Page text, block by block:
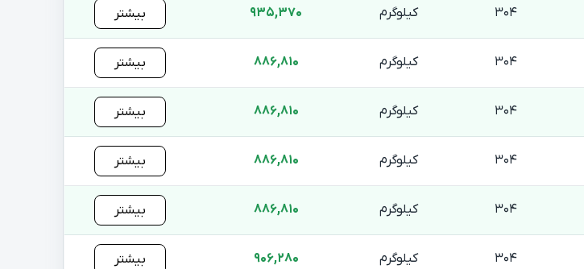
304 کیلوگرم 935,370 بیشتر
304 کیلوگرم 886,810 بیشتر
304 کیلوگرم 886,810 بیشتر
304 کیلوگرم 886,810 بیشتر
304 کیلوگرم 886,810 بیشتر
304 کیلوگرم 906,280 بیشتر